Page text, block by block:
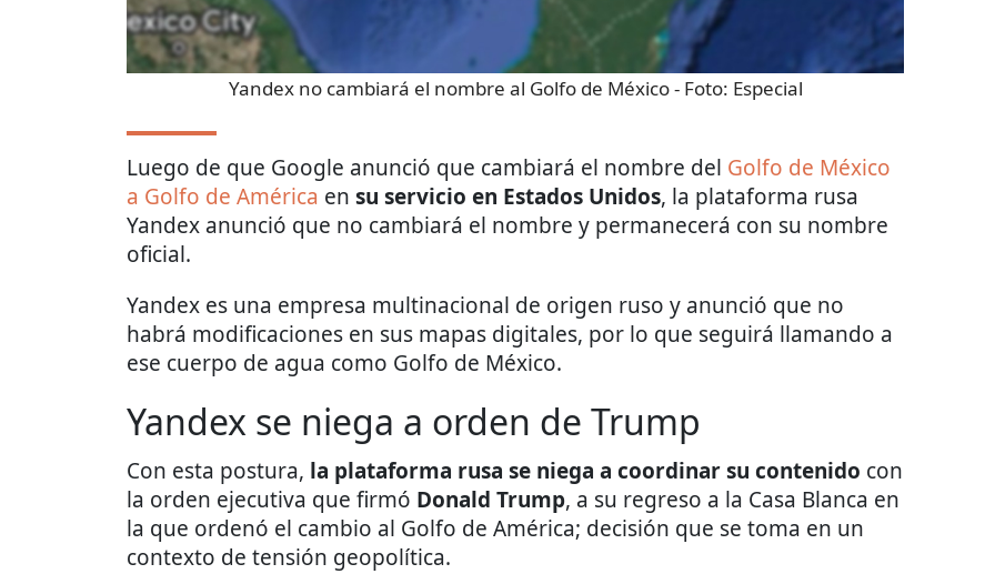
Yandex no cambiará el nombre al Golfo de México- Foto: Especial
Luego de que Google anunció que cambiará el nombre del Golfo de México
a Golfo de América en su servicio en Estados Unidos, la plataforma rusa
Yandex anunció que no cambiará el nombre y permanecerá con su nombre
oficial.
Yandex es una empresa multinacional de origen ruso y anunció que no
habrá modificaciones en sus mapas digitales, por lo que seguirá llamando a
ese cuerpo de agua como Golfo de México.
Yandex se niega a orden de Trump
Con esta postura, la plataforma rusa se niega a coordinar su contenido con
la orden ejecutiva que firmó Donald Trump, a su regreso a la Casa Blanca en
la que ordenó el cambio al Golfo de América; decisión que se toma en un
contexto de tensión geopolítica.